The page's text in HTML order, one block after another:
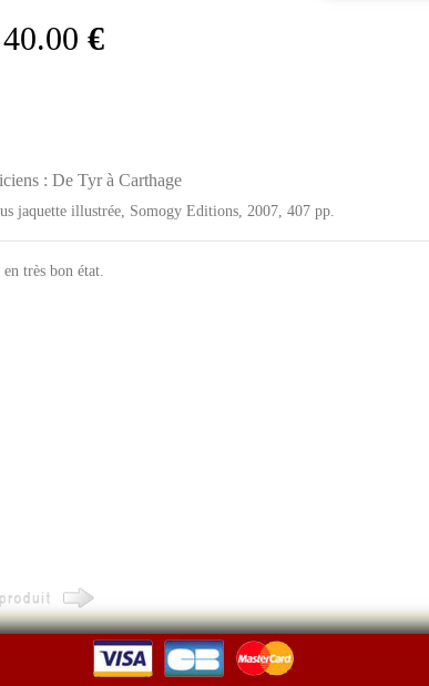
40.00 €
: De Tyr à Carthage
jaquette illustrée, Somogy Editions, 2007, 407 pp.
très bon état.